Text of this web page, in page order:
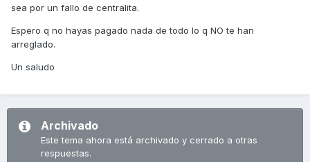
sea por un fallo de centralita.
Espero q no hayas pagado nada de todo lo q NO te han
arreglado.
Un saludo
Archivado
Este tema ahora está archivado y cerrado a otras
respuestas.